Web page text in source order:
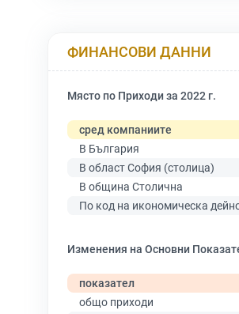
ФИНАНСОВИ ДАННИ
Място по Приходи за 2022 г.
сред компаниите
В България
В област София (столица)
В община Столична
По код на икономическа
Изменения на Основни
показател
общо приходи